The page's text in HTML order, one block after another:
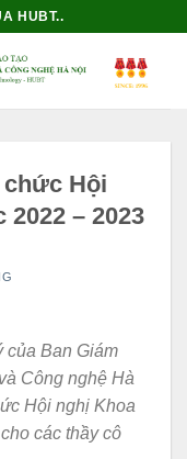
HUBT..
Hội
– 2023
của Ban Giám
Công nghệ Hà
Hội nghị Khoa
các thầy cô